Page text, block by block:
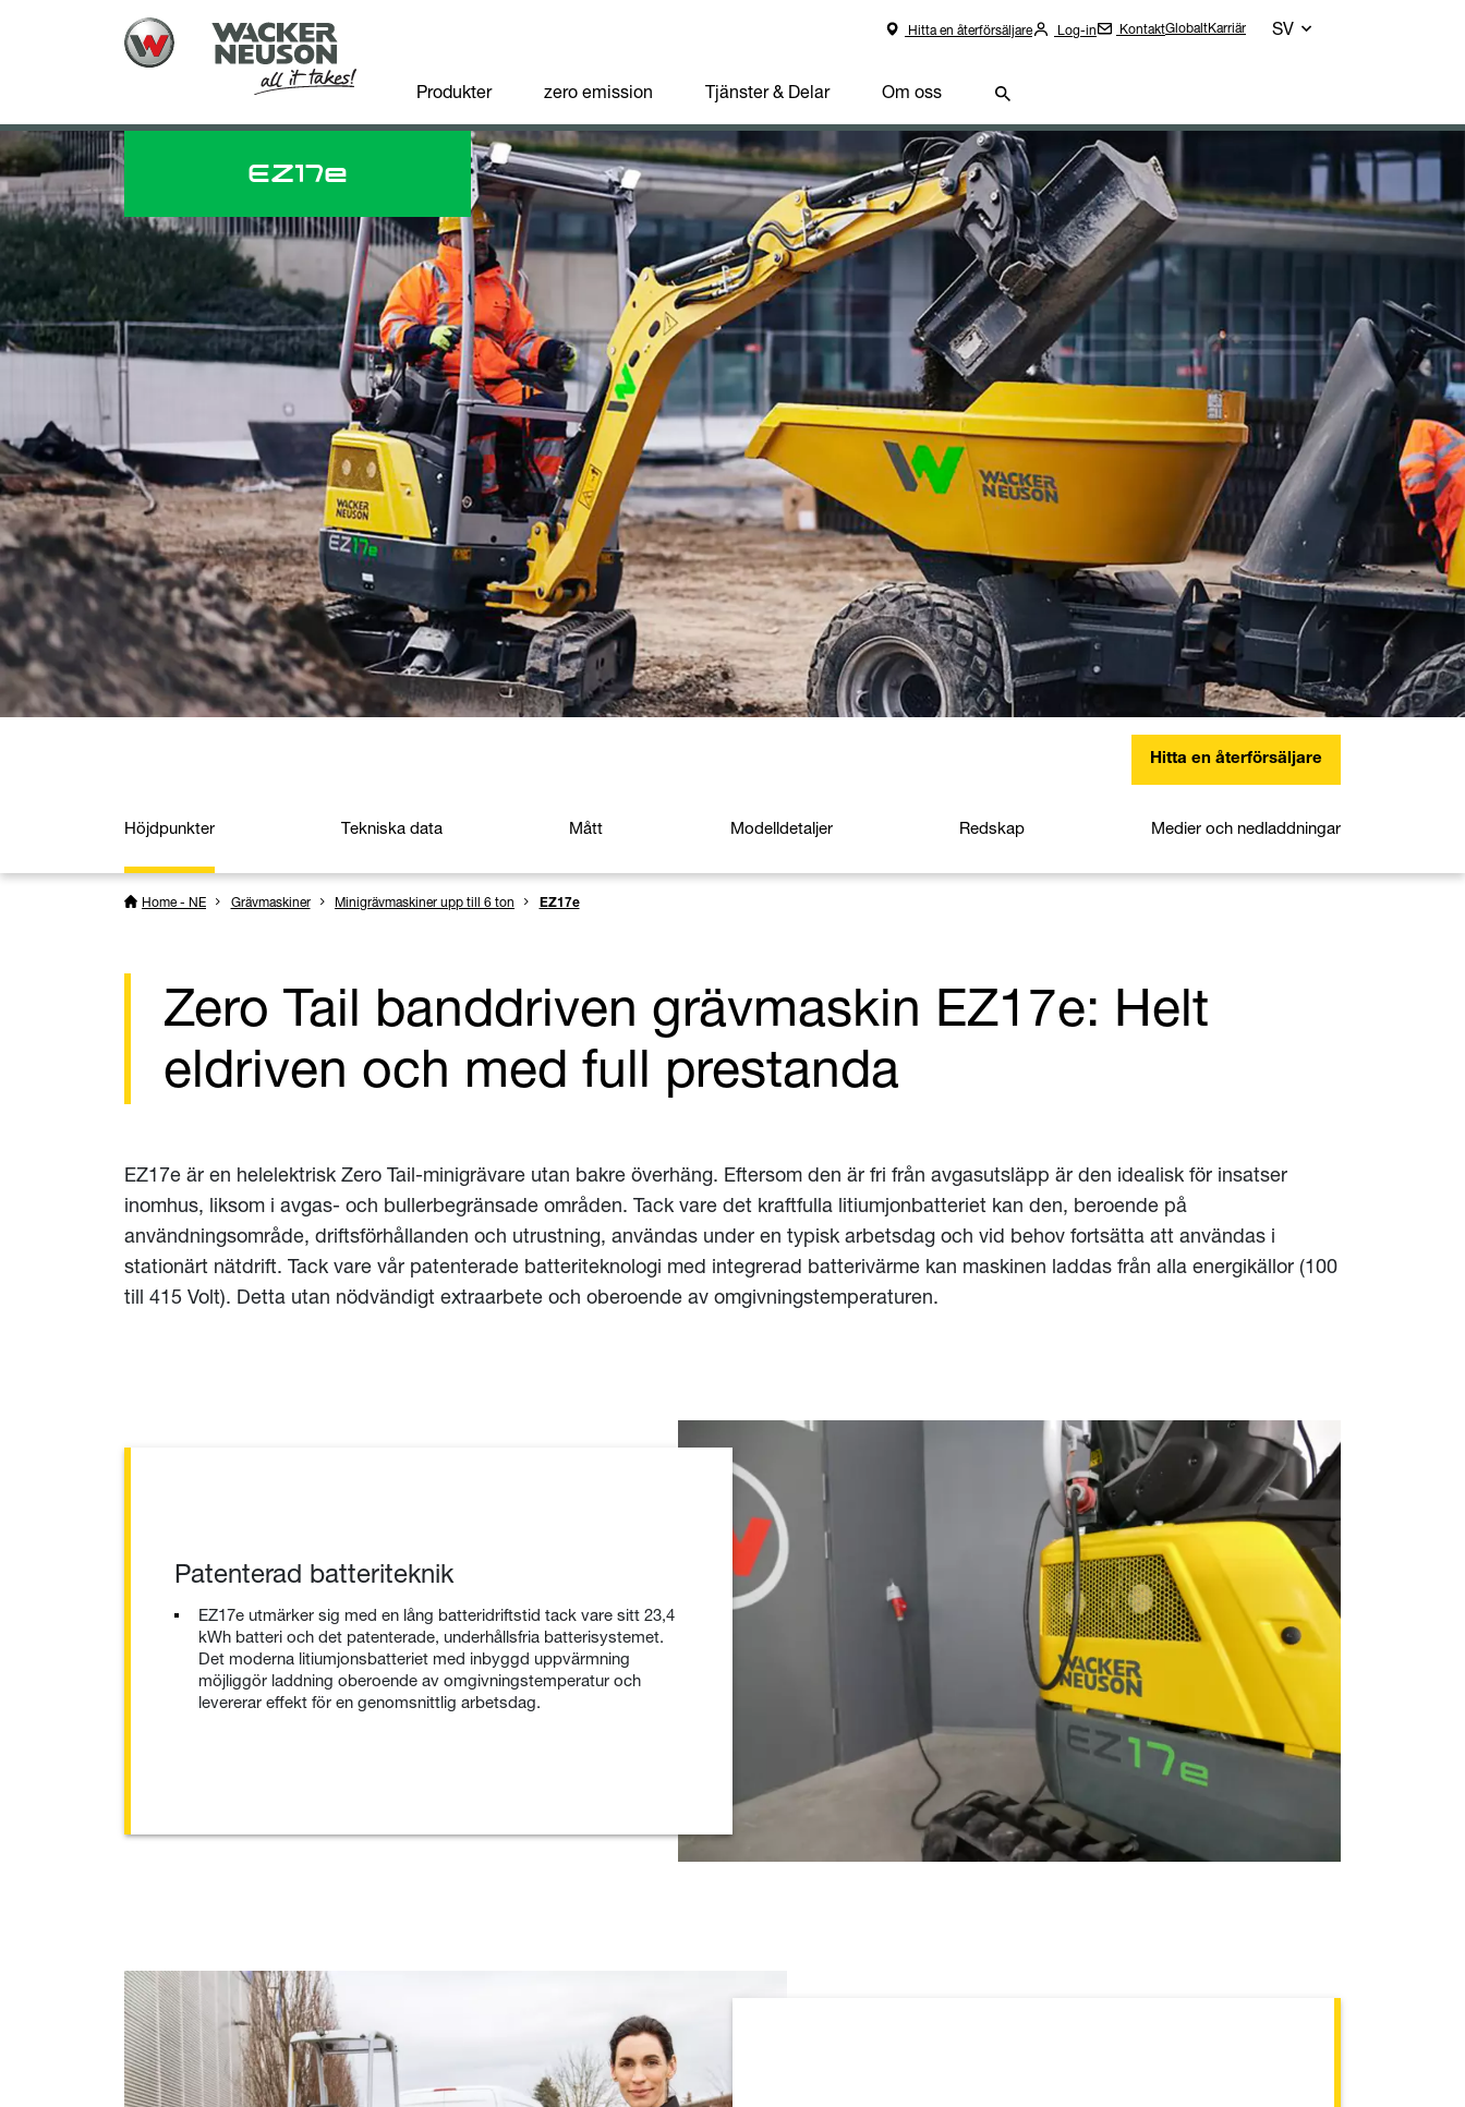
Hitta en återförsäljare Log-in KontaktGlobaltKarriär SV
Produkter zero emission Tjänster & Delar Om oss
EZ17e
Hitta en återförsäljare
Höjdpunkter Tekniska data Mått Modelldetaljer Redskap Medier och nedladdningar
Home - NE Grävmaskiner Minigrävmaskiner upp till 6 ton EZ17e
Zero Tail banddriven grävmaskin EZ17e: Helt
eldriven och med full prestanda
EZ17e är en helelektrisk Zero Tail-minigrävare utan bakre överhäng. Eftersom den är fri från avgasutsläpp är den idealisk för insatser
inomhus, liksom i avgas- och bullerbegränsade områden. Tack vare det kraftfulla litiumjonbatteriet kan den, beroende på
användningsområde, driftsförhållanden och utrustning, användas under en typisk arbetsdag och vid behov fortsätta att användas i
stationärt nätdrift. Tack vare vår patenterade batteriteknologi med integrerad batterivärme kan maskinen laddas från alla energikällor (100
till 415 Volt). Detta utan nödvändigt extraarbete och oberoende av omgivningstemperaturen.
Patenterad batteriteknik
EZ17e utmärker sig med en lång batteridriftstid tack vare sitt 23,4
kWh batteri och det patenterade, underhållsfria batterisystemet.
Det moderna litiumjonsbatteriet med inbyggd uppvärmning
möjliggör laddning oberoende av omgivningstemperatur och
levererar effekt för en genomsnittlig arbetsdag.